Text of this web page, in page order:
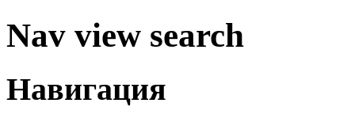
Nav view search
Навигация